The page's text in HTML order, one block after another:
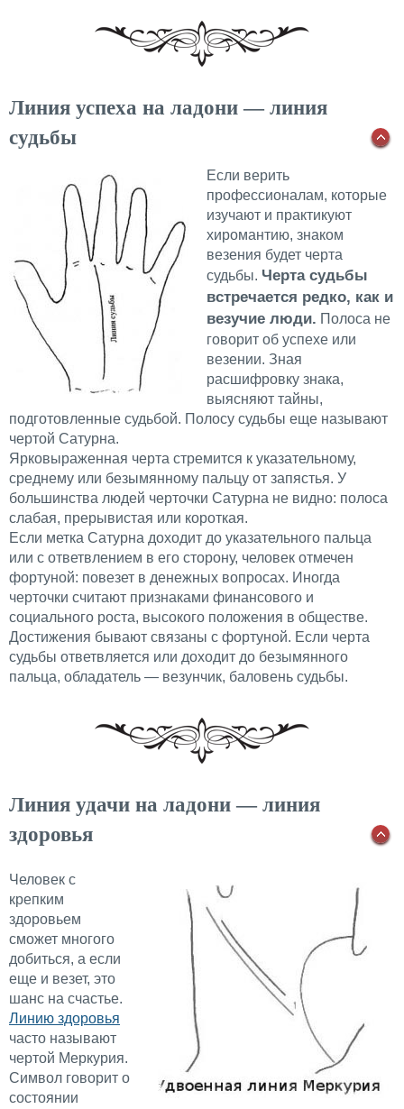
Линия успеха на ладони — линия
судьбы
Если верить
профессионалам, которые
изучают и практикуют
хиромантию, знаком
везения будет черта
судьбы. Черта судьбы
встречается редко, как и
везучие люди. Полоса не
говорит об успехе или
везении. Зная
расшифровку знака,
выясняют тайны,
подготовленные судьбой. Полосу судьбы еще называют
чертой Сатурна.
Ярковыраженная черта стремится к указательному,
среднему или безымянному пальцу от запястья. У
большинства людей черточки Сатурна не видно: полоса
слабая, прерывистая или короткая.
Если метка Сатурна доходит до указательного пальца
или с ответвлением в его сторону, человек отмечен
фортуной: повезет в денежных вопросах. Иногда
черточки считают признаками финансового и
социального роста, высокого положения в обществе.
Достижения бывают связаны с фортуной. Если черта
судьбы ответвляется или доходит до безымянного
пальца, обладатель — везунчик, баловень судьбы.
Линия удачи на ладони — линия
здоровья
Человек с
крепким
здоровьем
сможет многого
добиться, а если
еще и везет, это
шанс на счастье.
Линию здоровья
часто называют
чертой Меркурия.
Символ говорит о
состоянии